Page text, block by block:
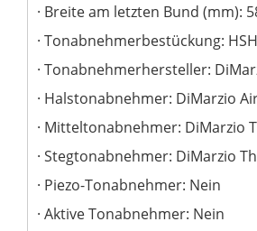
Breite am letzten Bund (mm):
Tonabnehmerbestückung: HSH
Tonabnehmerhersteller:
Halstonabnehmer: DiMarzio
Mitteltonabnehmer: DiMarzio
Stegtonabnehmer: DiMarzio
Piezo-Tonabnehmer: Nein
Aktive Tonabnehmer: Nein